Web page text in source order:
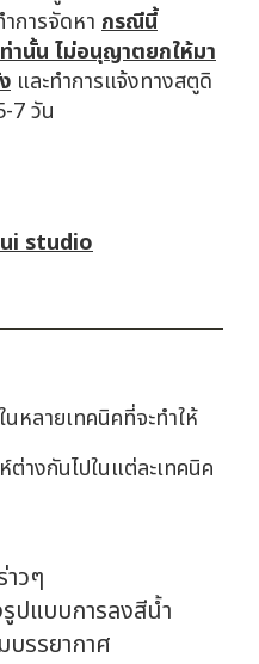
การจัดหา กรณีนี้
นั้น ไม่อนุญาตยกให้มา
และทำการแจ้งทางสตูดิ
7 วัน
studio
นหลายเทคนิคที่จะทำให้
างกันไปในแต่ละเทคนิค
วๆ
ปแบบการลงสีน้ำ
รรยากาศ